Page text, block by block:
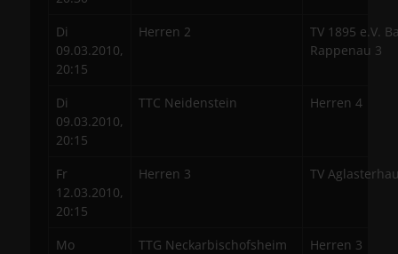
Di
09.03.2010,
20:15
Herren 2
TV 1895 e.V.
Rappenau 3
Di
09.03.2010,
20:15
TTC Neidenstein Herren 4
Fr
12.03.2010,
20:15
Herren 3 TV
Mo
TTG Neckarbischofsheim Herren 3